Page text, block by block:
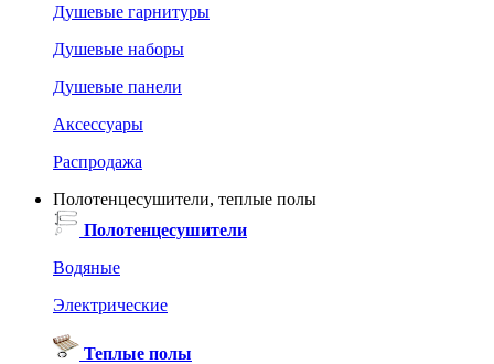
Душевые гарнитуры
Душевые наборы
Душевые панели
Аксессуары
Распродажа
Полотенцесушители, теплые полы
Полотенцесушители
Водяные
Электрические
Теплые полы